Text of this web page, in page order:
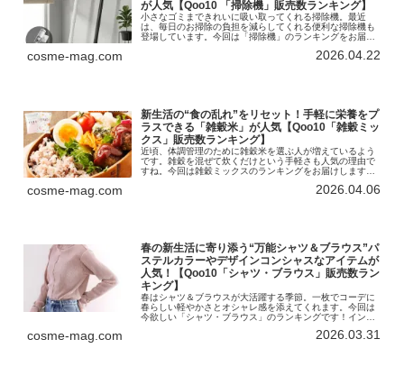
が人気【Qoo10 「掃除機」販売数ランキング】
小さなゴミまできれいに吸い取ってくれる掃除機。最近
は、毎日のお掃除の負担を減らしてくれる便利な掃除機も
登場しています。今回は「掃除機」のランキングをお届け
cosme-mag.com 2026.04.22
新生活の“食の乱れ”をリセット！手軽に栄養をプ
ラスできる「雑穀米」が人気【Qoo10「雑穀ミッ
クス」販売数ランキング】
近頃、体調管理のために雑穀米を選ぶ人が増えているよう
です。雑穀を混ぜて炊くだけという手軽さも人気の理由で
すね。今回は雑穀ミックスのランキングをお届けします！
cosme-mag.com 2026.04.06
春の新生活に寄り添う“万能シャツ＆ブラウス”パ
ステルカラーやデザインコンシャスなアイテムが
人気！【Qoo10「シャツ・ブラウス」販売数ラン
キング】
春はシャツ＆ブラウスが大活躍する季節。一枚でコーデに
春らしい軽やかさとオシャレ感を添えてくれます。今回は
今欲しい「シャツ・ブラウス」のランキングです！インタ
cosme-mag.com 2026.03.31